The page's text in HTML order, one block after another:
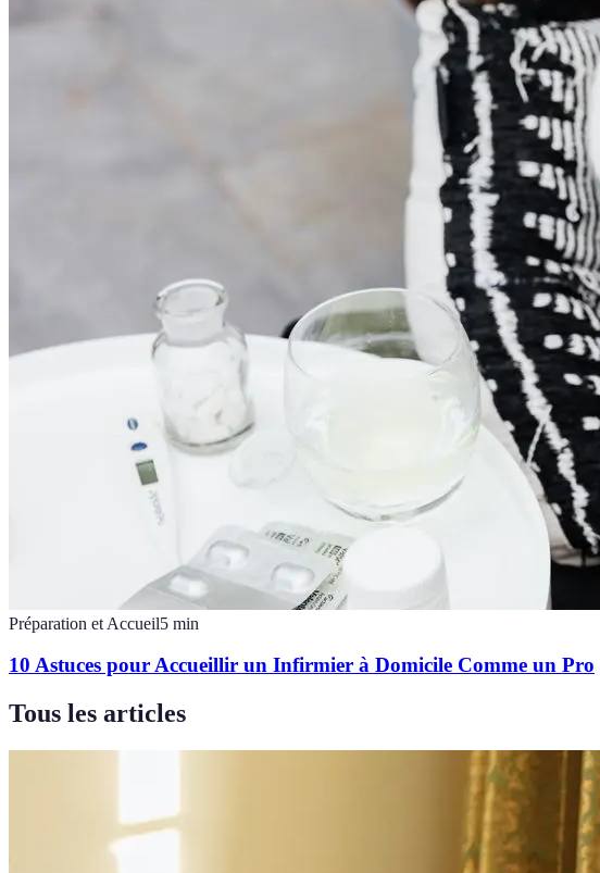
Préparation et Accueil5 min
10 Astuces pour Accueillir un Infirmier à Domicile Comme un Pro
Tous les articles